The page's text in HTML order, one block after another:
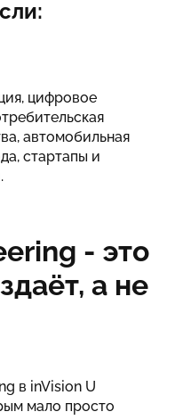
цифровое
автомобильная
стартапы и
- это
а не
в inVision U
мало просто